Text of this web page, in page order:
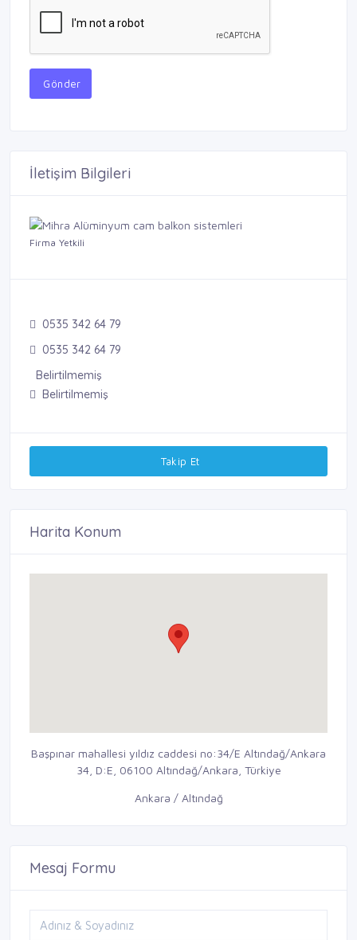
Gönder
İletişim Bilgileri
Firma Yetkili
0535 342 64 79
0535 342 64 79
Belirtilmemiş
Belirtilmemiş
Takip Et
Harita Konum
Başpınar mahallesi yıldız caddesi no:34/E Altındağ/Ankara
34, D:E, 06100 Altındağ/Ankara, Türkiye
Ankara / Altındağ
Mesaj Formu